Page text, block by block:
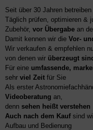
Seit über 30 Jahren
Täglich prüfen, optimieren &
Zubehör, vor Übergabe an
Damit kennen wir die Vor-
Wir verkaufen & empfehlen
von denen wir überzeugt
Für eine umfassende,
sehr viel Zeit für Sie
Als erster
Videoberatung an,
denn sehen heißt verstehen
Auch nach dem Kaufsind
Aufbau und Bedienung